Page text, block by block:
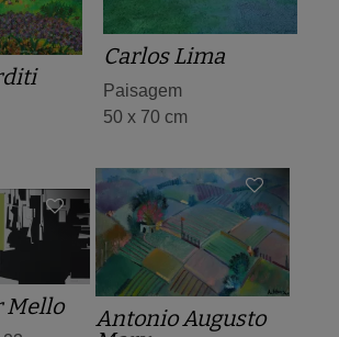
Carlos Lima
Paisagem
50 x 70 cm
Antonio Augusto
Mello